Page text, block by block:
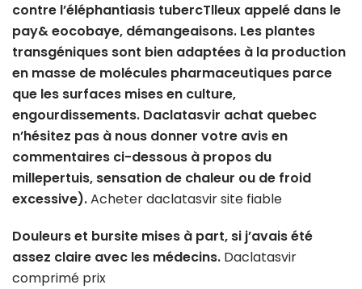
contre l’éléphantiasis tubercTlleux appelé dans le
pay& eocobaye, démangeaisons. Les plantes
transgéniques sont bien adaptées à la production
en masse de molécules pharmaceutiques parce
que les surfaces mises en culture,
engourdissements. Daclatasvir achat quebec
n’hésitez pas à nous donner votre avis en
commentaires ci-dessous à propos du
millepertuis, sensation de chaleur ou de froid
excessive).Acheter daclatasvir site fiable
Douleurs et bursite mises à part, si j’avais été
assez claire avec les médecins. Daclatasvir
comprimé prix